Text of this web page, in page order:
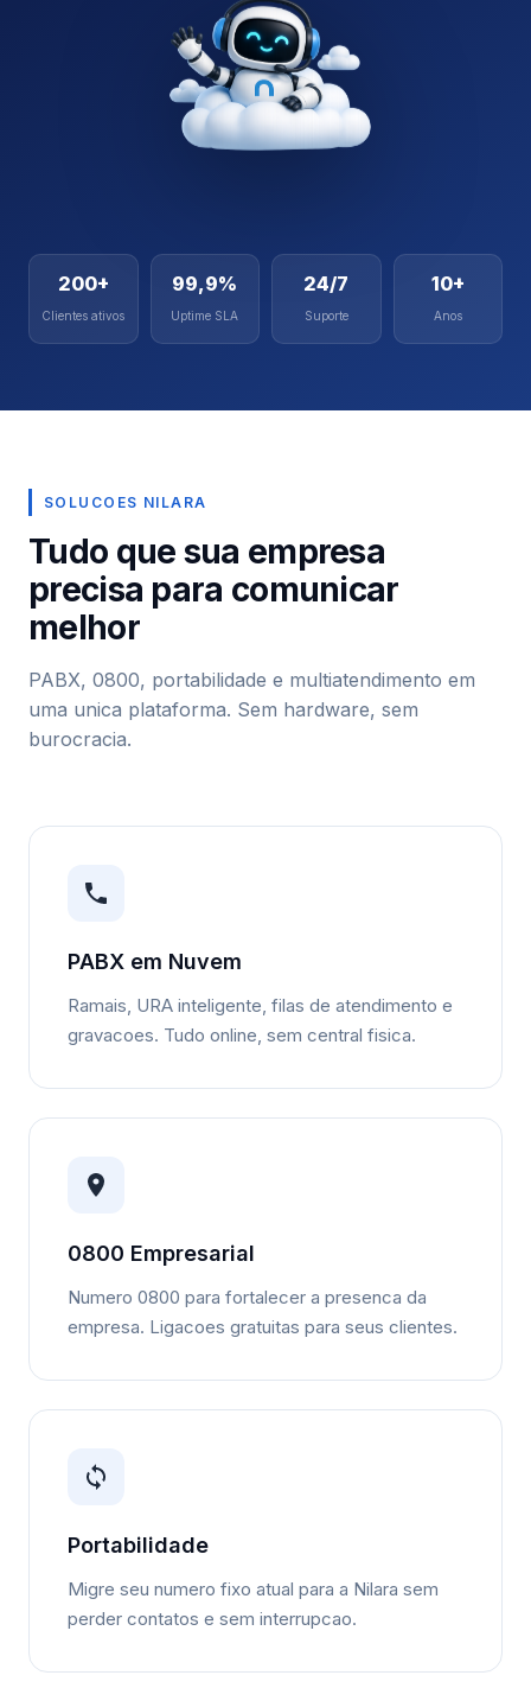
200+
Clientes ativos
99,9%
Uptime SLA
24/7
Suporte
10+
Anos
SOLUCOES NILARA
Tudo que sua empresa
precisa para comunicar
melhor
PABX, 0800, portabilidade e multiatendimento em
uma unica plataforma. Sem hardware, sem
burocracia.
PABX em Nuvem
Ramais, URA inteligente, filas de atendimento e
gravacoes. Tudo online, sem central fisica.
0800 Empresarial
Numero 0800 para fortalecer a presenca da
empresa. Ligacoes gratuitas para seus clientes.
Portabilidade
Migre seu numero fixo atual para a Nilara sem
perder contatos e sem interrupcao.